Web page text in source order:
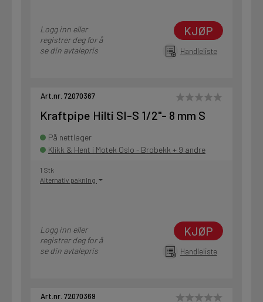
Logg inn eller
registrer deg for å
se din avtalepris
KJØP
Handleliste
Art.nr. 72070367
Kraftpipe Hilti SI-S 1/2"- 8 mm S
På nettlager
Klikk & Hent i Motek Oslo - Brobekk + 9 andre
1 Stk
Alternativ pakning
Logg inn eller
registrer deg for å
se din avtalepris
KJØP
Handleliste
Art.nr. 72070369